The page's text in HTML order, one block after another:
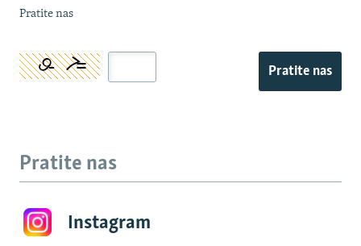
Pratite nas
Pratite nas
Pratite nas
Instagram